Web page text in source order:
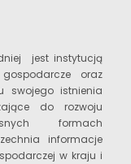
jest instytucją
oraz
swojego istnienia
do rozwoju
formach
informacje
w kraju i